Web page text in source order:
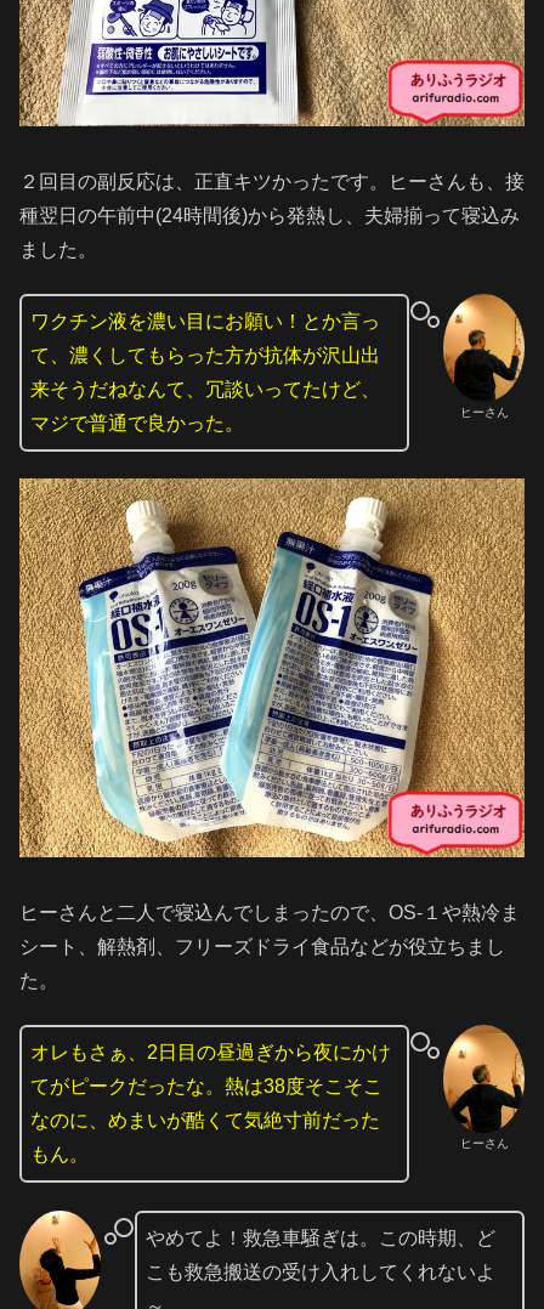
２回目の副反応は、正直キツかったです。ヒーさんも、接
種翌日の午前中(24時間後)から発熱し、夫婦揃って寝込み
ました。
ヒーさん
ワクチン液を濃い目にお願い！とか言っ
て、濃くしてもらった方が抗体が沢山出
来そうだねなんて、冗談いってたけど、
マジで普通で良かった。
ヒーさんと二人で寝込んでしまったので、OS-１や熱冷ま
シート、解熱剤、フリーズドライ食品などが役立ちまし
た。
ヒーさん
オレもさぁ、2日目の昼過ぎから夜にかけ
てがピークだったな。熱は38度そこそこ
なのに、めまいが酷くて気絶寸前だった
もん。
やめてよ！救急車騒ぎは。この時期、ど
こも救急搬送の受け入れしてくれないよ